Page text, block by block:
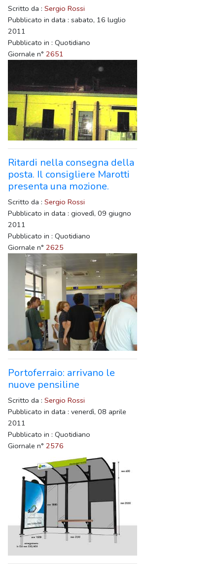
Scritto da : Sergio Rossi
Pubblicato in data : sabato, 16 luglio
2011
Pubblicato in : Quotidiano
Giornale n° 2651
Ritardi nella consegna della
posta. Il consigliere Marotti
presenta una mozione.
Scritto da : Sergio Rossi
Pubblicato in data : giovedì, 09 giugno
2011
Pubblicato in : Quotidiano
Giornale n° 2625
Portoferraio: arrivano le
nuove pensiline
Scritto da : Sergio Rossi
Pubblicato in data : venerdì, 08 aprile
2011
Pubblicato in : Quotidiano
Giornale n° 2576